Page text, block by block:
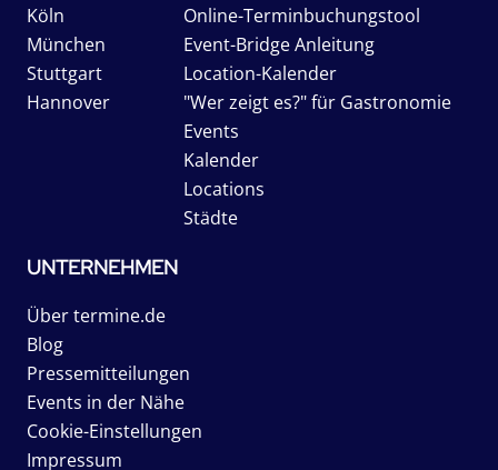
Köln
München
Stuttgart
Hannover
Online-Terminbuchungstool
Event-Bridge Anleitung
Location-Kalender
"Wer zeigt es?" für Gastronomie
Events
Kalender
Locations
Städte
UNTERNEHMEN
Über termine.de
Blog
Pressemitteilungen
Events in der Nähe
Cookie-Einstellungen
Impressum